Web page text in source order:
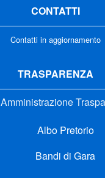
CONTATTI
Contatti in aggiornamento
TRASPARENZA
Amministrazione
Albo Pretorio
Bandi di Gara